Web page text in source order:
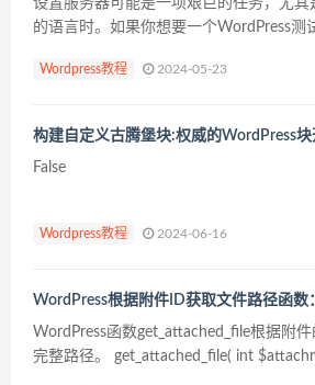
的语言时。如果你想要一个WordPress测
PHP？根据您独特的设置，有许多方法可
Wordpress教程 2024-05-23
构建自定义古腾堡块:权威的WordPress
False
Wordpress教程 2024-06-16
WordPress根据附件ID获取文件路径函数
WordPress函数get_attached_file根据附
完整路径。 get_attached_file( int